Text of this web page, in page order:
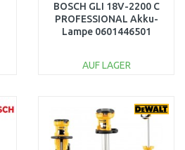
BOSCH GLI 18V-2200 C
PROFESSIONAL Akku-
Lampe 0601446501
AUF LAGER
Vergleichen